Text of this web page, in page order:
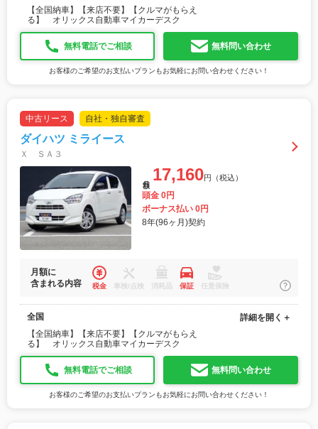
【全国納車】【来店不要】【クルマがもらえ
る】 オリックス自動車マイカーデスク
無料電話でご相談 無料問い合わせ
お客様のご希望のお支払いプランもお気軽にお問い合わせください！
中古リース 自社・独自審査
ダイハツ ミライース
Ｘ ＳＡ３
17,160円（税込）
頭金 0円
ボーナス払い 0円
8年(96ヶ月)契約
月額に
含まれる内容
税金 車検/点検 消耗品 保証 任意保険
全国
【全国納車】【来店不要】【クルマがもらえ
る】 オリックス自動車マイカーデスク
詳細を開く＋
無料電話でご相談 無料問い合わせ
お客様のご希望のお支払いプランもお気軽にお問い合わせください！